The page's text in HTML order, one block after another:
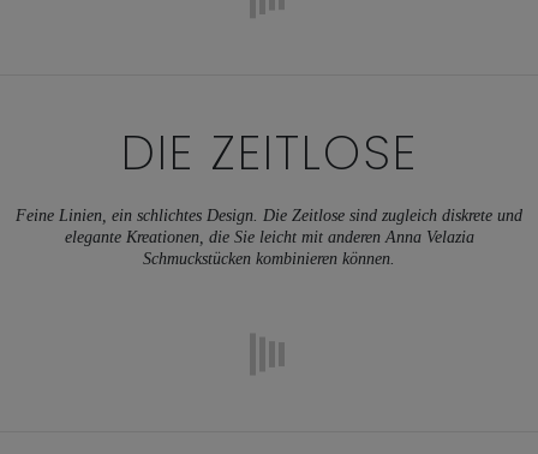
DIE ZEITLOSE
Feine Linien, ein schlichtes Design. Die Zeitlose sind zugleich diskrete und
elegante Kreationen, die Sie leicht mit anderen Anna Velazia
Schmuckstücken kombinieren können.